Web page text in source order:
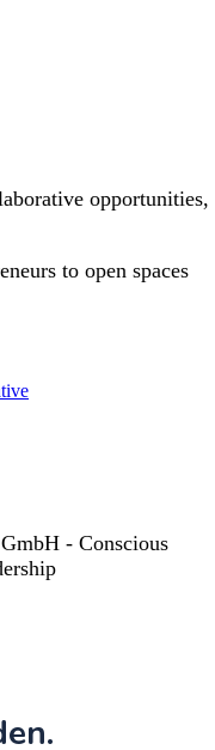
opportunities,
to open spaces
- Conscious